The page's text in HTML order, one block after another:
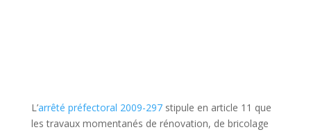
L’arrêté préfectoral 2009-297stipule en article 11 que
les travaux momentanés de rénovation, de bricolage